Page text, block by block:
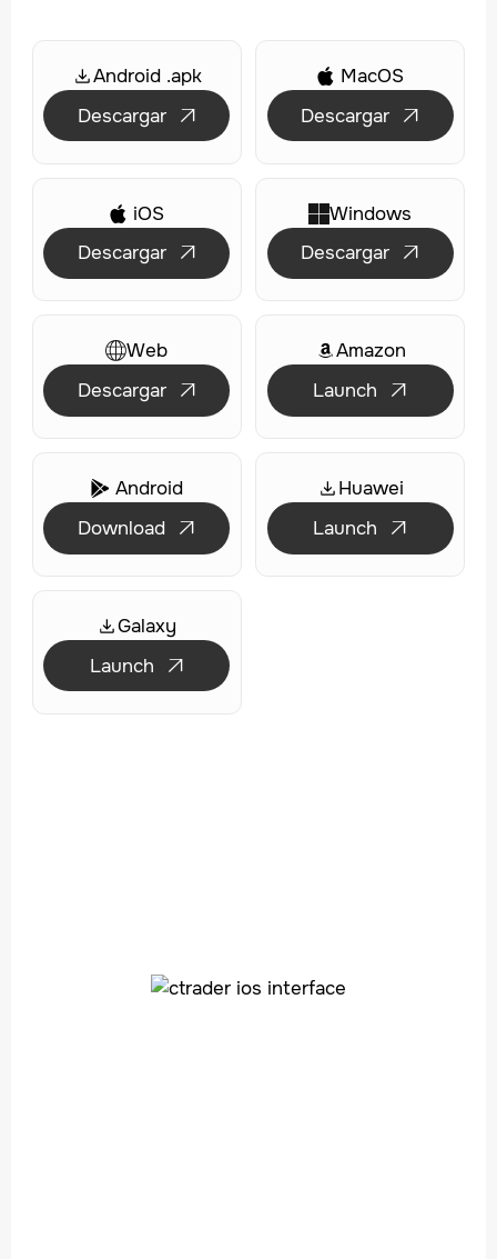
Android .apk
Descargar

 MacOS
Descargar

 iOS
Descargar

Windows
Descargar

Web
Descargar

Amazon
Launch

 Android
Download

Huawei
Launch

Galaxy
Launch
